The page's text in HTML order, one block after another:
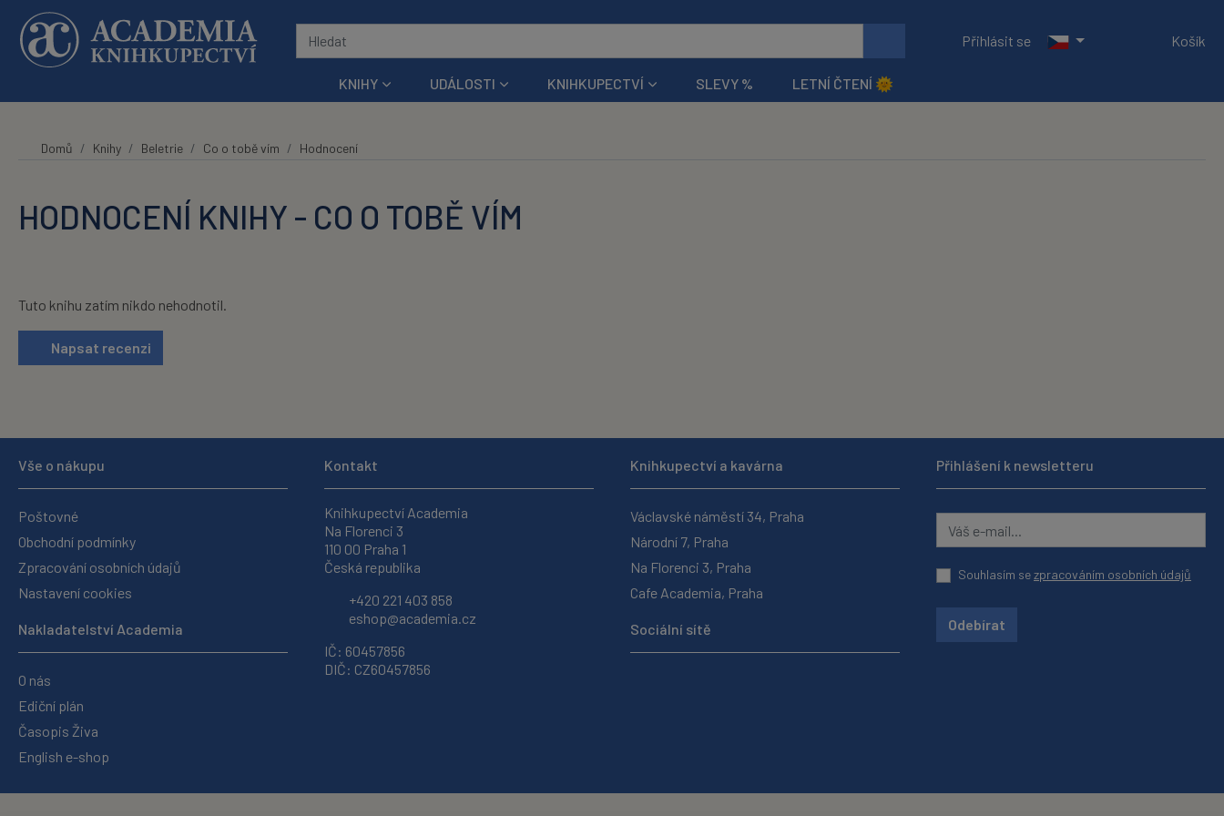
Přeskočit na hlavní obsah
Přihlásit se
Košík
KNIHY UDÁLOSTI KNIHKUPECTVÍ SLEVY % LETNÍ ČTENÍ 🌞
Domů Knihy Beletrie Co o tobě vím Hodnocení
HODNOCENÍ KNIHY - CO O TOBĚ VÍM
Tuto knihu zatím nikdo nehodnotil.
Napsat recenzi
Vše o nákupu
Poštovné
Obchodní podmínky
Zpracování osobních údajů
Nastavení cookies
Nakladatelství Academia
O nás
Ediční plán
Časopis Živa
English e-shop
Kontakt
Knihkupectví Academia
Na Florenci 3
110 00 Praha 1
Česká republika
+420 221 403 858
eshop@academia.cz
IČ: 60457856
DIČ: CZ60457856
Knihkupectví a kavárna
Václavské náměstí 34, Praha
Národní 7, Praha
Na Florenci 3, Praha
Cafe Academia, Praha
Sociální sítě
Přihlášení k newsletteru
Souhlasím sezpracováním osobních údajů
Odebírat